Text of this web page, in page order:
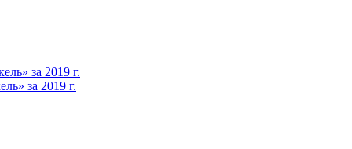
за 2019 г.
за 2019 г.